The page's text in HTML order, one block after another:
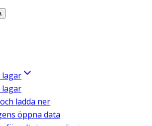
lagar
lagar
ladda ner
öppna data